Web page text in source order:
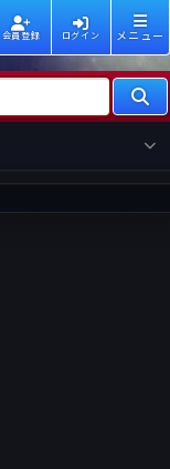
会員登録 ログイン メニュー